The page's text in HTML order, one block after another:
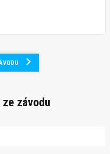
závodu